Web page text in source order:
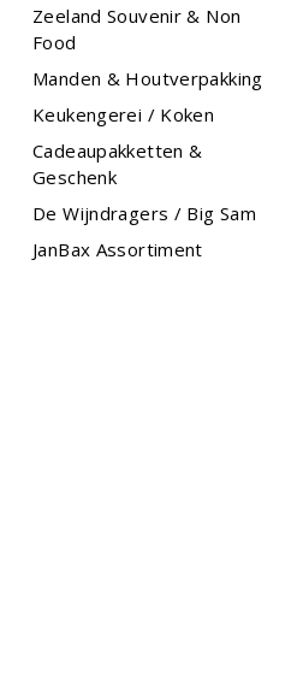
Zeeland Souvenir & Non
Food
Manden & Houtverpakking
Keukengerei / Koken
Cadeaupakketten &
Geschenk
De Wijndragers / Big Sam
JanBax Assortiment